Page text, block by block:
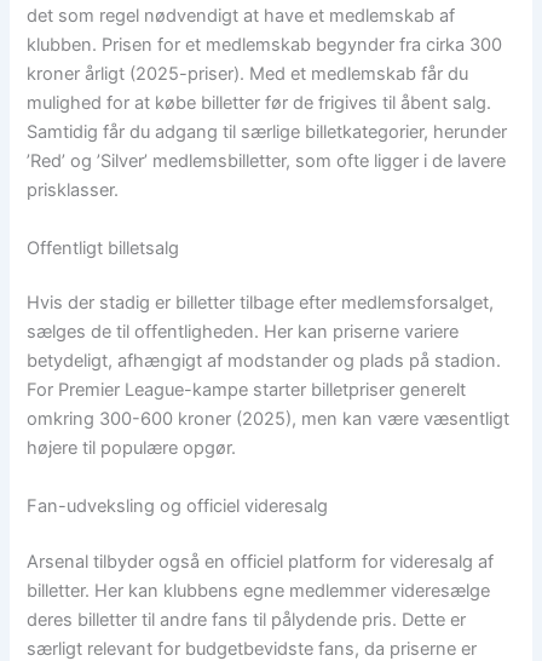
det som regel nødvendigt at have et medlemskab af
klubben. Prisen for et medlemskab begynder fra cirka 300
kroner årligt (2025-priser). Med et medlemskab får du
mulighed for at købe billetter før de frigives til åbent salg.
Samtidig får du adgang til særlige billetkategorier, herunder
’Red’ og ’Silver’ medlemsbilletter, som ofte ligger i de lavere
prisklasser.
Offentligt billetsalg
Hvis der stadig er billetter tilbage efter medlemsforsalget,
sælges de til offentligheden. Her kan priserne variere
betydeligt, afhængigt af modstander og plads på stadion.
For Premier League-kampe starter billetpriser generelt
omkring 300-600 kroner (2025), men kan være væsentligt
højere til populære opgør.
Fan-udveksling og officiel videresalg
Arsenal tilbyder også en officiel platform for videresalg af
billetter. Her kan klubbens egne medlemmer videresælge
deres billetter til andre fans til pålydende pris. Dette er
særligt relevant for budgetbevidste fans, da priserne er